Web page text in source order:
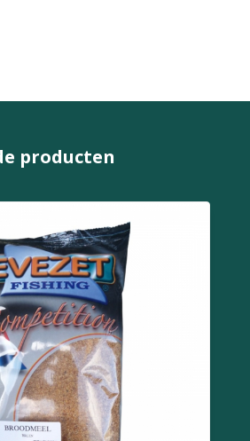
producten